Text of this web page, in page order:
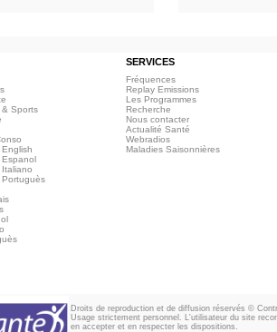
SERVICES
& Sports
Espanol
Portuguès
Fréquences
Replay Emissions
Les Programmes
Recherche
Nous contacter
Actualité Santé
Webradios
Maladies Saisonnières
Droits de reproduction et de diffusion réservés ©
Usage strictement personnel. L'utilisateur du site
en accepter et en respecter les dispositions.